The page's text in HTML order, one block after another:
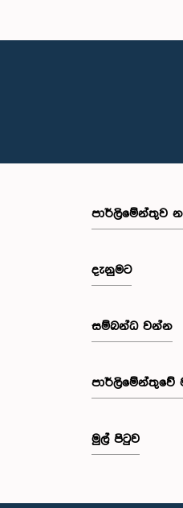
පාර්ලි‌මේන්තුව
දැනුමට
සම්බන්ධ වන්න
පාර්ලි‌මේන්තුවේ
මුල් පිටුව